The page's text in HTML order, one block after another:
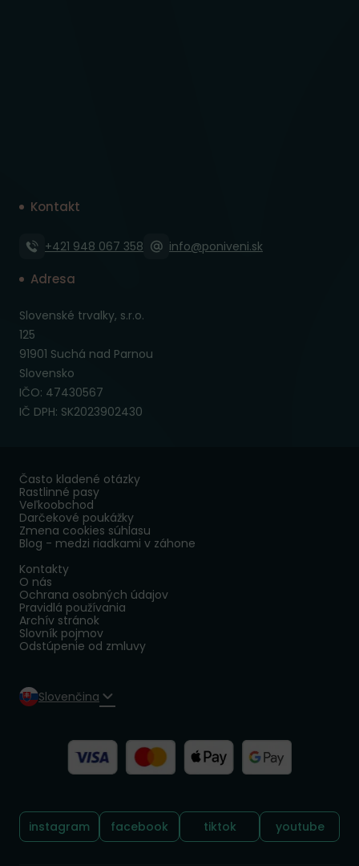
Kontakt
+421 948 067 358 info@poniveni.sk
Adresa
Slovenské trvalky, s.r.o.
125
91901 Suchá nad Parnou
Slovensko
IČO: 47430567
IČ DPH: SK2023902430
Často kladené otázky
Rastlinné pasy
Veľkoobchod
Darčekové poukážky
Zmena cookies súhlasu
Blog - medzi riadkami v záhone
Kontakty
O nás
Ochrana osobných údajov
Pravidlá používania
Archív stránok
Slovník pojmov
Odstúpenie od zmluvy
Slovenčina
Sledujte nás:
instagram facebook tiktok youtube